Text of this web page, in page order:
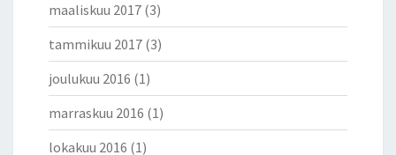
maaliskuu 2017 (3)
tammikuu 2017 (3)
joulukuu 2016 (1)
marraskuu 2016 (1)
lokakuu 2016 (1)